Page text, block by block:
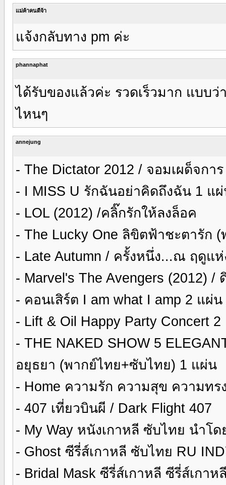
แม่ค้าคนดีจ้า
แจ้งกลับทาง pm ค่ะ
phannaphat
ได้รับของแล้วค่ะ รวดเร็วมาก แบบว่
ไหนๆ
annejung
- The Dictator 2012 / จอมเผด็จก
- I MISS U รักฉันอย่าคิดถึงฉัน 1 แ
- LOL (2012) /คลิ๊กรักให้ลงล็อค
- The Lucky One ลิขิตฟ้าชะตารัก
- Late Autumn / ครั้งหนึ่ง...ณ ฤดูแ
- Marvel's The Avengers (2012)
- คอนเสิร์ต I am what I amp 2 แผ่
- Lift & Oil Happy Party Concert
- THE NAKED SHOW 5
อยุธยา (พากย์ไทย+ซับไทย) 1 แผ่น
- Home ความรัก ความสุข ความทร
- 407 เที่ยวบินผี / Dark Flight 407
- My Way หนังเกาหลี ซับไทย นำโ
- Ghost ซีรี่ส์เกาหลี ซับไทย RU
- Bridal Mask ซีรี่ส์เกาหลี ซีรี่ส์เกา